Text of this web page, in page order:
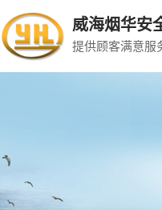
威海烟华安
提供顾客满意服